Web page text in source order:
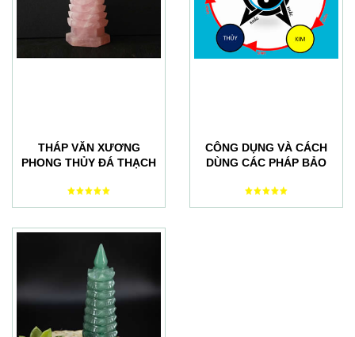
THÁP VĂN XƯƠNG
PHONG THỦY ĐÁ THẠCH
CÔNG DỤNG VÀ CÁCH
DÙNG CÁC PHÁP BẢO